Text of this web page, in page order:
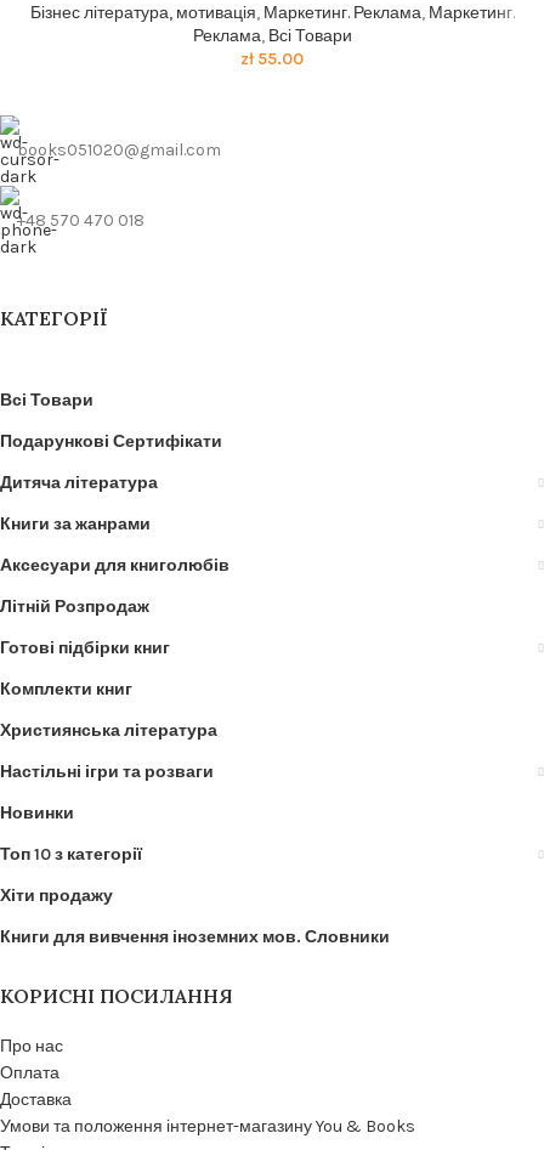
Бізнес література, мотивація, Маркетинг. Реклама, Маркетинг.
Реклама, Всі Товари
zł 55.00
books051020@gmail.com
+48 570 470 018
КАТЕГОРІЇ
Всі Товари
Подарункові Сертифікати
Дитяча література
Книги за жанрами
Аксесуари для книголюбів
Літній Розпродаж
Готові підбірки книг
Комплекти книг
Християнська література
Настільні ігри та розваги
Новинки
Топ 10 з категорії
Хіти продажу
Книги для вивчення іноземних мов. Словники
КОРИСНІ ПОСИЛАННЯ
Про нас
Оплата
Доставка
Умови та положення інтернет-магазину You & Books